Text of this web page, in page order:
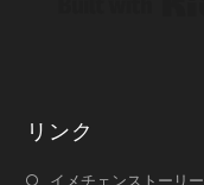
リンク
イメチェンストーリー